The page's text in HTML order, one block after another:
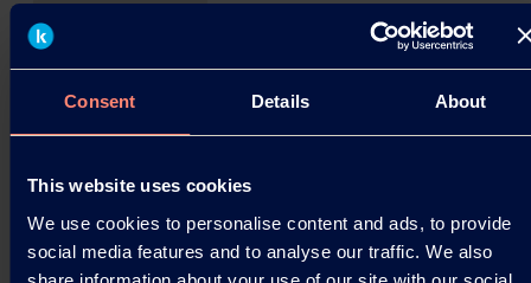
Consent Details About
This website uses cookies
We use cookies to personalise content and ads, to provide
social media features and to analyse our traffic. We also
Revisión de precios para resinas PVOH
Polivinílico (PVOH). A continuación se detallan
10.03.2026